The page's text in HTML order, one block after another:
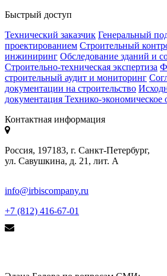
Быстрый доступ
Технический заказчик Генеральный
проектированием Строительный
инжиниринг Обследование зданий и
Строительно-техническая экспертиза
строительный аудит и мониторинг
документации на строительство
документация Технико-экономическое
Контактная информация
Россия, 197183, г. Санкт-Петербург,
ул. Савушкина, д. 21, лит. А
info@irbiscompany.ru
+7 (812) 416-67-01